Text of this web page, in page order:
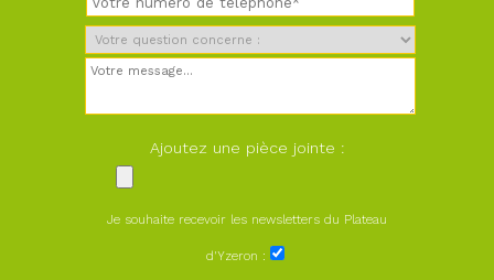
Ajoutez une pièce jointe :
Je souhaite recevoir les newsletters du Plateau
d'Yzeron :